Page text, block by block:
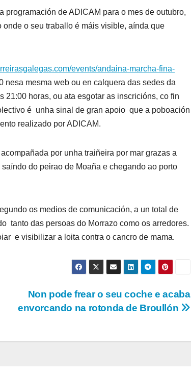
de ADICAM para o mes de outubro,
o seu traballo é máis visible, aínda que
events/andaina-marcha-fina-
nesa mesma web ou en calquera das sedes da
horas, ou ata esgotar as inscricións, co fin
é unha sinal de gran apoio que a poboación
realizado por ADICAM.
por unha traiñeira por mar grazas a
do peirao de Moaña e chegando ao porto
os medios de comunicación, a un total de
tanto das persoas do Morrazo como os arredores.
e visibilizar a loita contra o cancro de mama.
Non pode frear o seu coche e acaba
envorcando na rotonda de Broullón